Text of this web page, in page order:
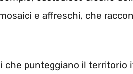
e affreschi, che
che punteggiano il territorio